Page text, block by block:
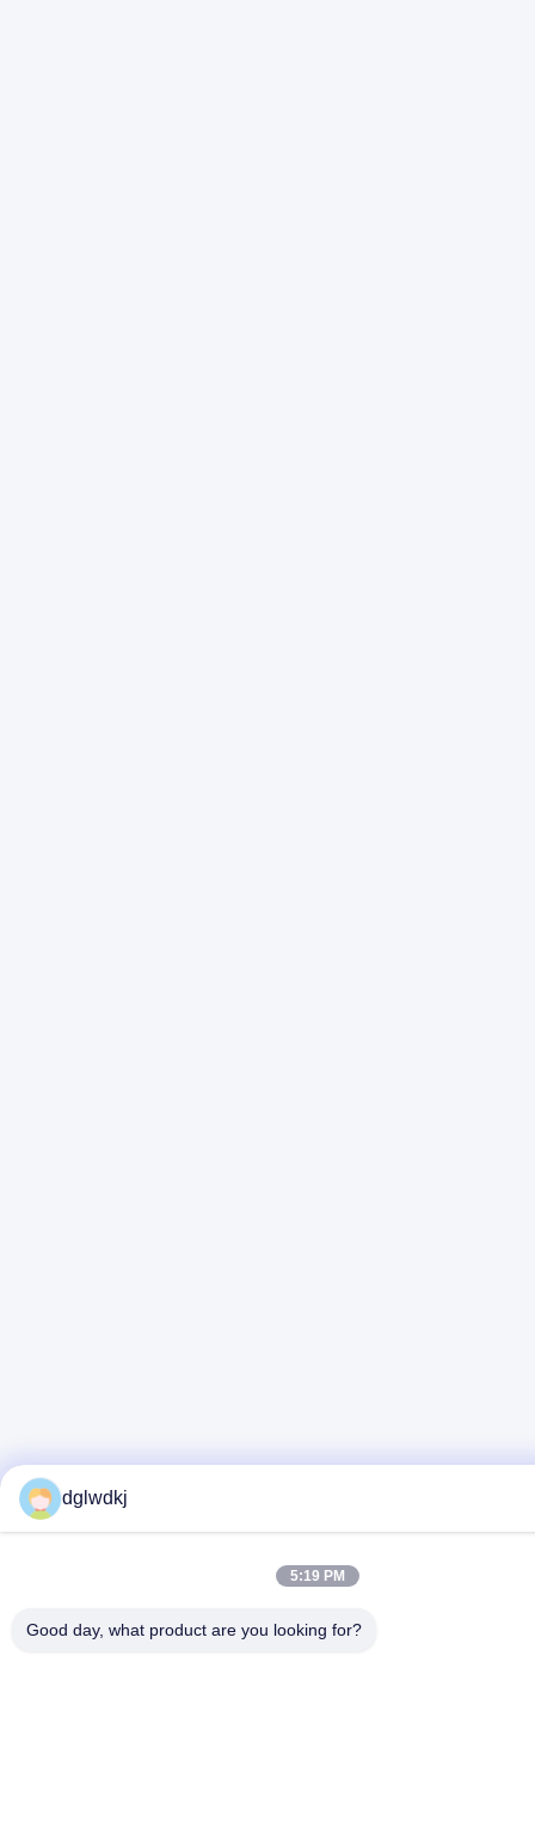
dglwdkj
5:19 PM
Good day, what product are you looking for?